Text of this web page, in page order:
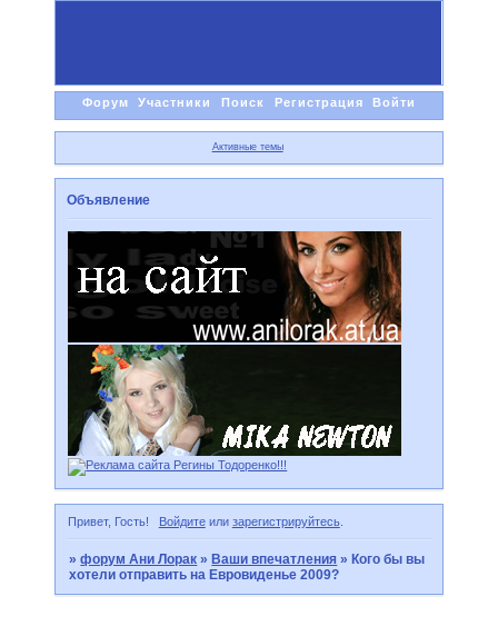
Форум Участники Поиск Регистрация Войти
Активные темы
Объявление
Привет, Гость! Войдитеили зарегистрируйтесь.
»форум Ани Лорак » Ваши впечатления » Кого бы вы
хотели отправить на Евровиденье 2009?